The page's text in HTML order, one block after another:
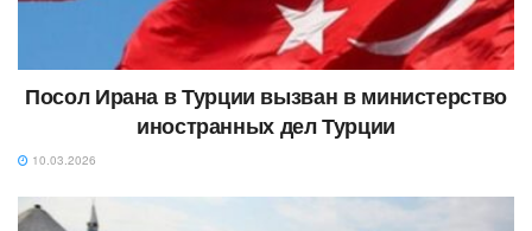
Посол Ирана в Турции вызван в министерство
иностранных дел Турции
10.03.2026